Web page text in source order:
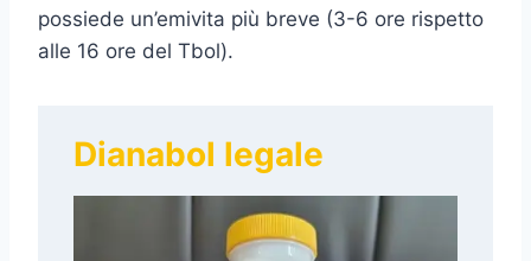
possiede un’emivita più breve (3-6 ore rispetto
alle 16 ore del Tbol).
Dianabol legale